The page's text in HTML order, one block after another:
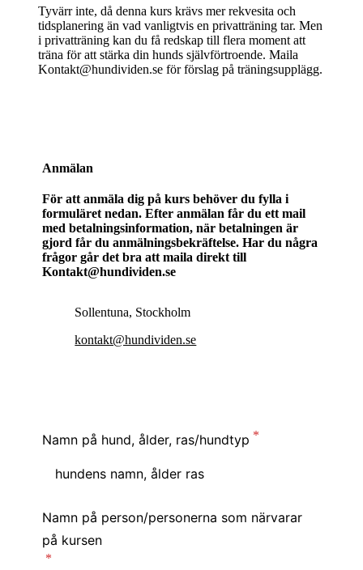
Tyvärr inte, då denna kurs krävs mer rekvesita och
tidsplanering än vad vanligtvis en privatträning tar. Men
i privatträning kan du få redskap till flera moment att
träna för att stärka din hunds självförtroende. Maila
Kontakt@hundividen.se för förslag på träningsupplägg.
Namn på hund, ålder, ras/hundtyp
Namn på person/personerna som närvarar
på kursen
Anmälan
För att anmäla dig på kurs behöver du fylla i
formuläret nedan. Efter anmälan får du ett mail
med betalningsinformation, när betalningen är
gjord får du anmälningsbekräftelse. Har du några
frågor går det bra att maila direkt till
Kontakt@hundividen.se
Sollentuna, Stockholm
kontakt@hundividen.se